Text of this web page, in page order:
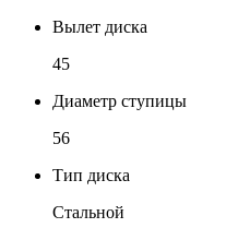
Вылет диска
45
Диаметр ступицы
56
Тип диска
Стальной